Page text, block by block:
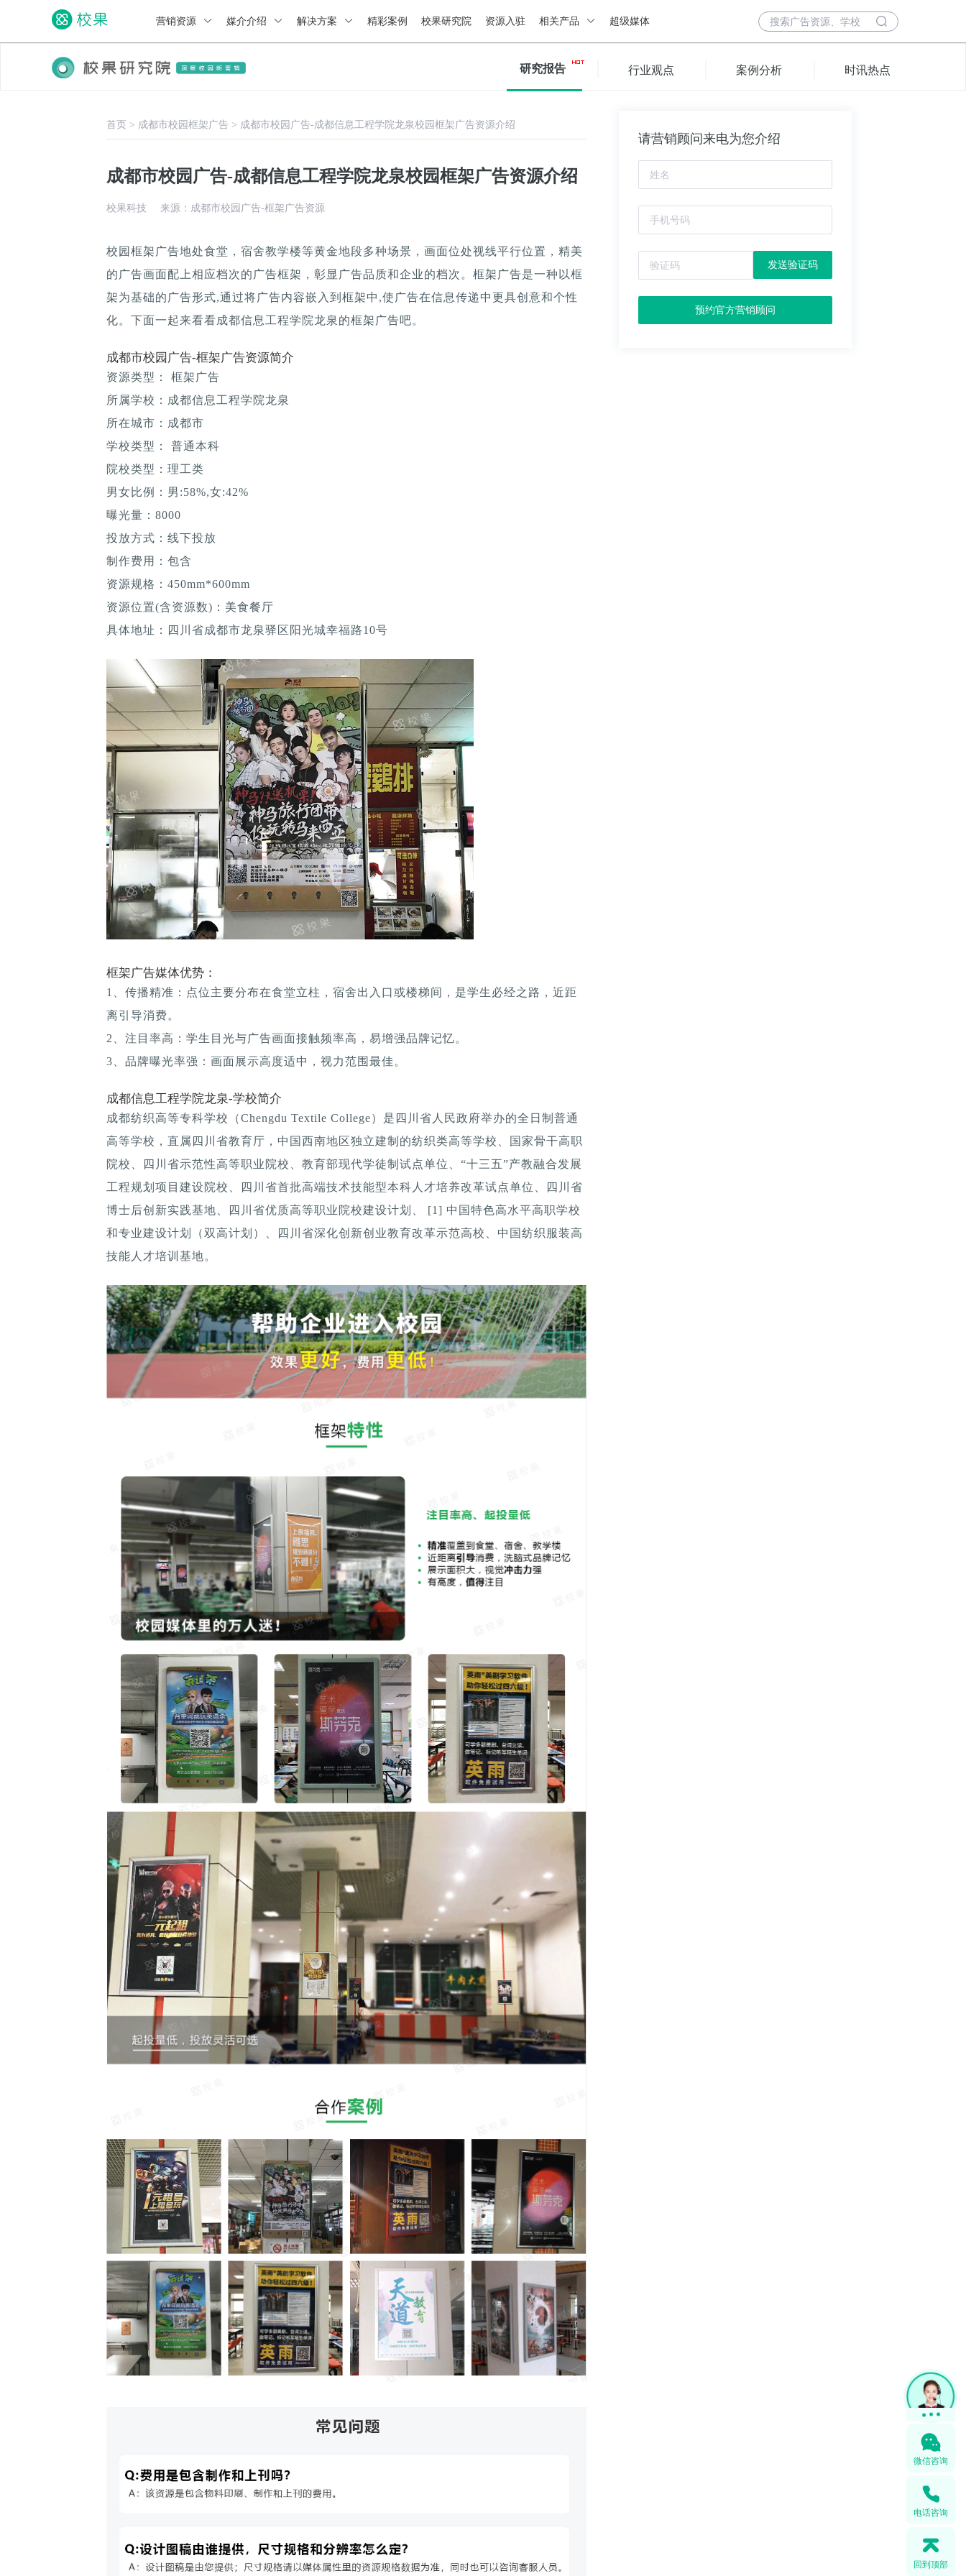
营销资源 媒介介绍 解决方案 精彩案例 校果研究院 资源入驻 相关产品 超级媒体
研究报告 行业观点 案例分析 时讯热点
首页 > 成都市校园框架广告 > 成都市校园广告-成都信息工程学院龙泉校园框架广告资源介绍
成都市校园广告-成都信息工程学院龙泉校园框架广告资源介绍
校果科技 来源：成都市校园广告-框架广告资源
校园框架广告地处食堂，宿舍教学楼等黄金地段多种场景，画面位处视线平行位置，精美
的广告画面配上相应档次的广告框架，彰显广告品质和企业的档次。框架广告是一种以框
架为基础的广告形式,通过将广告内容嵌入到框架中,使广告在信息传递中更具创意和个性
化。下面一起来看看成都信息工程学院龙泉的框架广告吧。
成都市校园广告-框架广告资源简介
资源类型： 框架广告
所属学校：成都信息工程学院龙泉
所在城市：成都市
学校类型： 普通本科
院校类型：理工类
男女比例：男:58%,女:42%
曝光量：8000
投放方式：线下投放
制作费用：包含
资源规格：450mm*600mm
资源位置(含资源数)：美食餐厅
具体地址：四川省成都市龙泉驿区阳光城幸福路10号
框架广告媒体优势：
1、传播精准：点位主要分布在食堂立柱，宿舍出入口或楼梯间，是学生必经之路，近距
离引导消费。
2、注目率高：学生目光与广告画面接触频率高，易增强品牌记忆。
3、品牌曝光率强：画面展示高度适中，视力范围最佳。
成都信息工程学院龙泉-学校简介
成都纺织高等专科学校（Chengdu Textile College）是四川省人民政府举办的全日制普通
高等学校，直属四川省教育厅，中国西南地区独立建制的纺织类高等学校、国家骨干高职
院校、四川省示范性高等职业院校、教育部现代学徒制试点单位、“十三五”产教融合发展
工程规划项目建设院校、四川省首批高端技术技能型本科人才培养改革试点单位、四川省
博士后创新实践基地、四川省优质高等职业院校建设计划、 [1] 中国特色高水平高职学校
和专业建设计划（双高计划）、四川省深化创新创业教育改革示范高校、中国纺织服装高
技能人才培训基地。
请营销顾问来电为您介绍
发送验证码
预约官方营销顾问
微信咨询
电话咨询
回到顶部